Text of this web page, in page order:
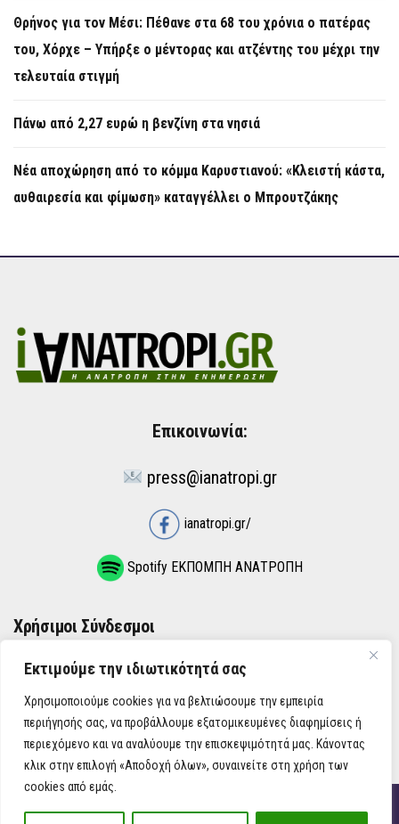
Εκτιμούμε την ιδιωτικότητά σας
Χρησιμοποιούμε cookies για να βελτιώσουμε την εμπειρία
περιήγησής σας, να προβάλλουμε εξατομικευμένες διαφημίσεις ή
περιεχόμενο και να αναλύουμε την επισκεψιμότητά μας. Κάνοντας
κλικ στην επιλογή «Αποδοχή όλων», συναινείτε στη χρήση των
cookies από εμάς.
Θρήνος για τον Μέσι: Πέθανε στα 68 του χρόνια ο πατέρας
του, Χόρχε – Υπήρξε ο μέντορας και ατζέντης του μέχρι την
τελευταία στιγμή
Πάνω από 2,27 ευρώ η βενζίνη στα νησιά
Νέα αποχώρηση από το κόμμα Καρυστιανού: «Κλειστή κάστα,
αυθαιρεσία και φίμωση» καταγγέλλει ο Μπρουτζάκης
Επικοινωνία:
press@ianatropi.gr
ianatropi.gr/
Spotify ΕΚΠΟΜΠΗ ΑΝΑΤΡΟΠΗ
Χρήσιμοι Σύνδεσμοι
ΌΡΟΙ ΧΡΉΣΗΣ
ΠΟΛΙΤΙΚΉ ΑΠΟΡΡΉΤΟΥ
iAnatropi ©